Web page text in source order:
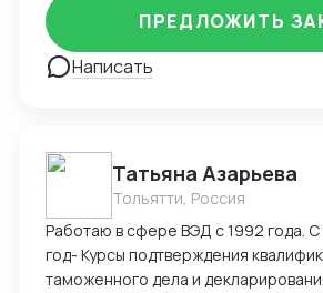
оборудования.
Написать
ПРЕДЛОЖИТЬ
Татьяна Азарьева
Тольятти, Россия
Работаю в сфере ВЭД с 1992 года. С 1996 г по 2008
год- Курсы подтверждения
таможенного дела и